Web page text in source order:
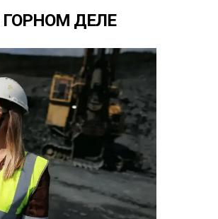
ГОРНОМ ДЕЛЕ